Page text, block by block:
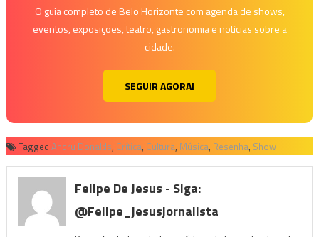
O guia completo de Belo Horizonte com agenda de shows,
eventos, exposições, teatro, gastronomia e notícias sobre a
cidade.
SEGUIR AGORA!
Tagged Andru Donalds, Crítica, Cultura, Música, Resenha, Show
Felipe De Jesus - Siga:
@felipe_jesusjornalista